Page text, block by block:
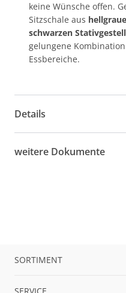
keine Wünsche offen.
Sitzschale aus
schwarzen Stativgestell
gelungene
Essbereiche.
Details
weitere Dokumente
SORTIMENT